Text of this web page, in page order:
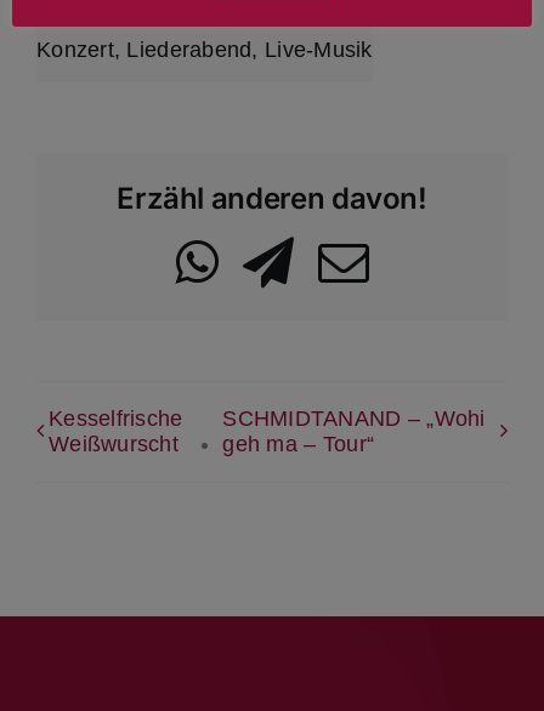
Konzert, Liederabend, Live-Musik
Erzähl anderen davon!
WhatsApp
Telegram
Email
Kesselfrische
Weißwurscht
SCHMIDTANAND – „Wohi
geh ma – Tour“